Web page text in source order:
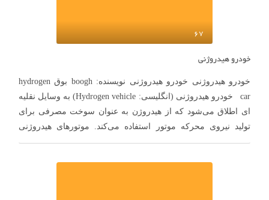
67
خودرو هیدروژنی
خودرو هیدروژنی خودرو هیدروژنی نویسنده: boogh بوق hydrogen
car خودرو هیدروژنی (انگلیسی: Hydrogen vehicle) به وسایل نقلیه
ای اطلاق می‌شود که از هیدروژن به عنوان سوخت مصرفی برای
تولید نیروی محرکه موتور استفاده می‌کند. موتورهای هیدروژنی
در وسایل پرتاب راکت‌های فضایی، خودروها و سایر وسایل نقلیه